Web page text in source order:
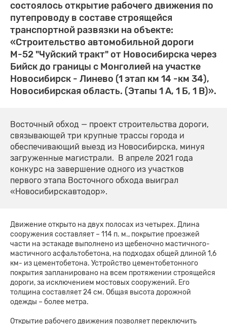
состоялось открытие рабочего движения по
путепроводу в составе строящейся
транспортной развязки на объекте:
«Строительство автомобильной дороги
М-52 "Чуйский тракт" от Новосибирска через
Бийск до границы с Монголией на участке
Новосибирск - Линево (1 этап км 14 -км 34),
Новосибирская область. (Этапы 1 А, 1 Б, 1 В)».
Восточный обход — проект строительства дороги,
связывающей три крупные трассы города и
обеспечивающий выезд из Новосибирска, минуя
загруженные магистрали. В апреле 2021 года
конкурс на завершение одного из участков
первого этапа Восточного обхода выиграл
«Новосибирскавтодор».
Движение открыто на двух полосах из четырех. Длина
сооружения составляет – 114 п. м., покрытие проезжей
части на эстакаде выполнено из щебеночно мастичного-
мастичного асфальтобетона, на подходах общей длиной 1,6
км- из цементобетона. Устройство цементобетонного
покрытия запланировано на всем протяжении строящейся
дороги, за исключением мостовых сооружений. Его
толщина составляет 24 см. Общая высота дорожной
одежды – более метра.
Открытие рабочего движения позволяет переключить